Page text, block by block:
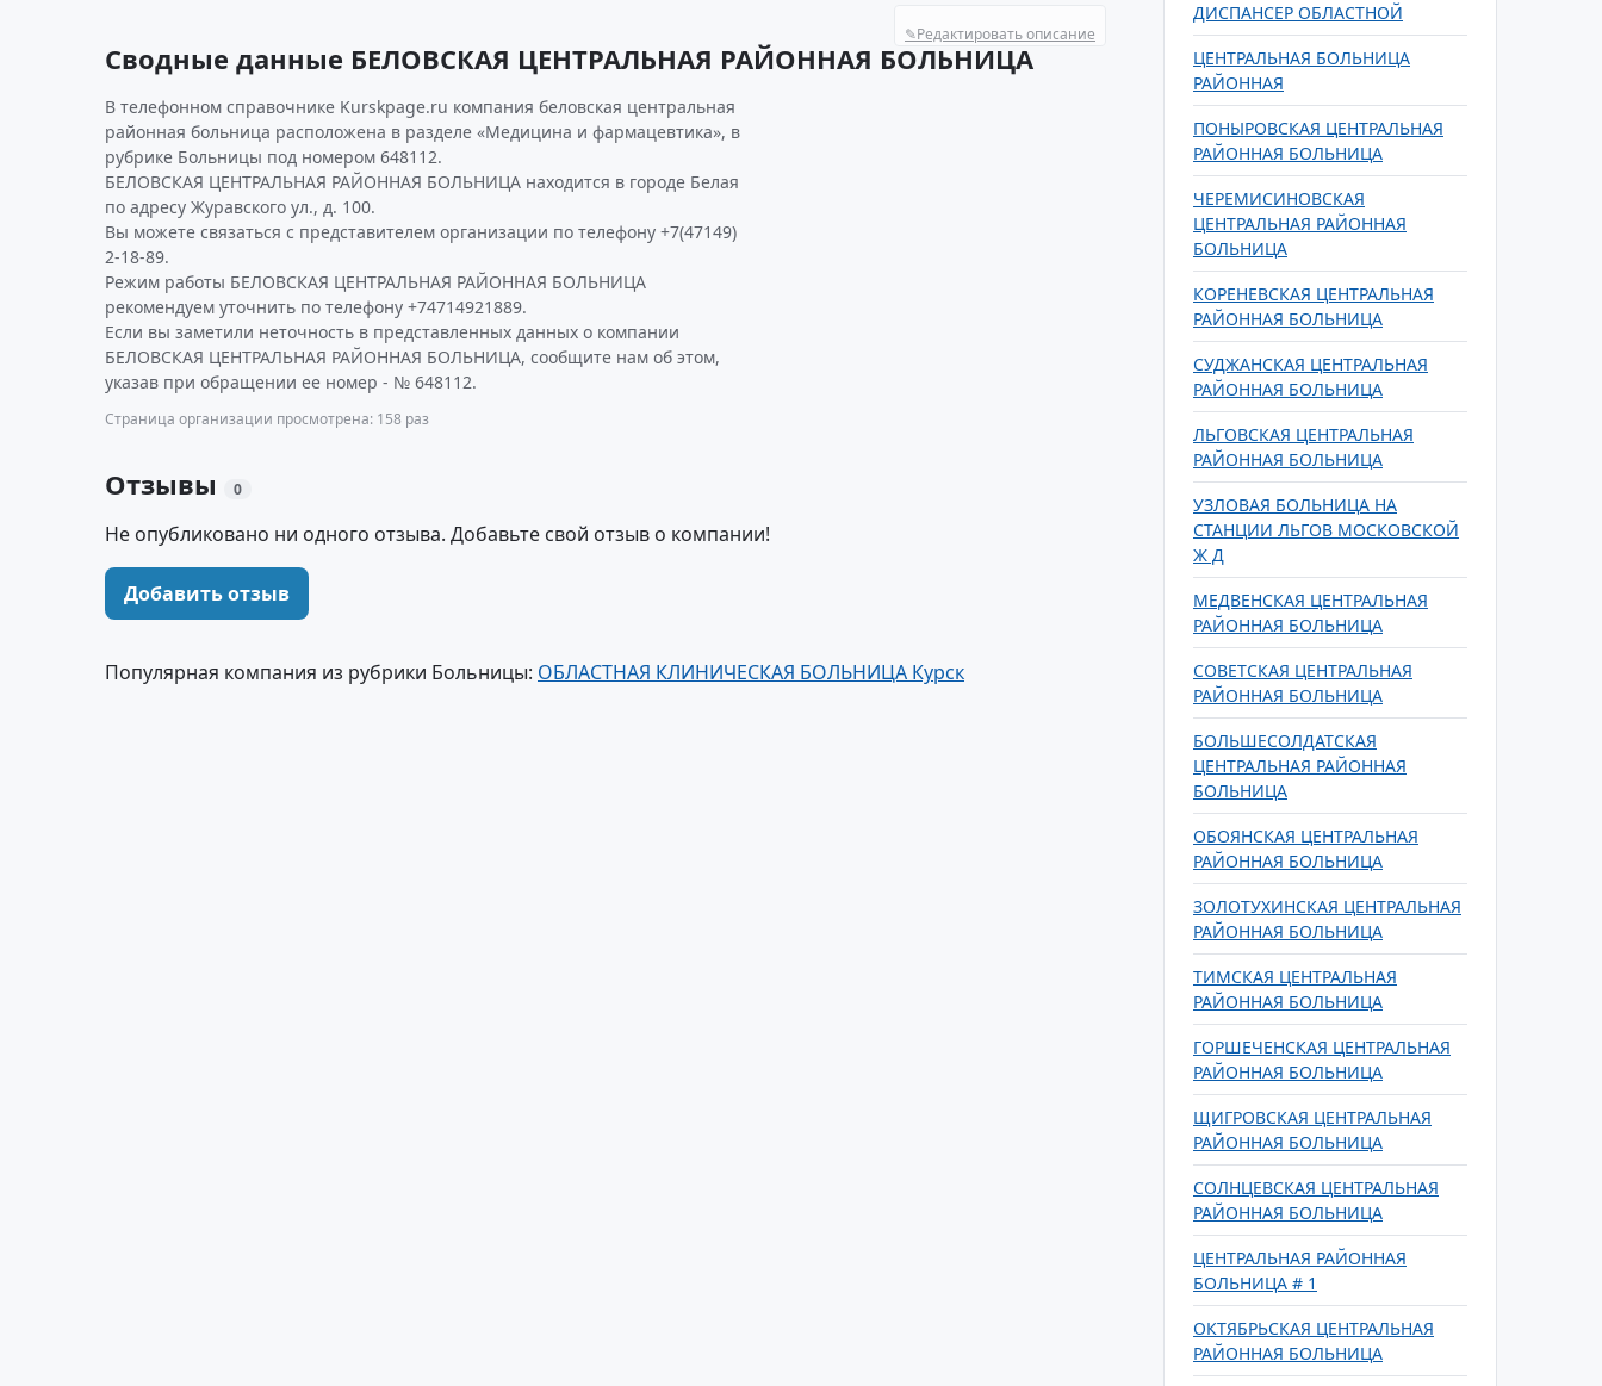
✎Редактировать описание
Сводные данные БЕЛОВСКАЯ ЦЕНТРАЛЬНАЯ РАЙОННАЯ БОЛЬНИЦА
В телефонном справочнике Kurskpage.ru компания беловская центральная
районная больница расположена в разделе «Медицина и фармацевтика», в
рубрике Больницы под номером 648112.
БЕЛОВСКАЯ ЦЕНТРАЛЬНАЯ РАЙОННАЯ БОЛЬНИЦА находится в городе Белая
по адресу Журавского ул., д. 100.
Вы можете связаться с представителем организации по телефону +7(47149)
2-18-89.
Режим работы БЕЛОВСКАЯ ЦЕНТРАЛЬНАЯ РАЙОННАЯ БОЛЬНИЦА
рекомендуем уточнить по телефону +74714921889.
Если вы заметили неточность в представленных данных о компании
БЕЛОВСКАЯ ЦЕНТРАЛЬНАЯ РАЙОННАЯ БОЛЬНИЦА, сообщите нам об этом,
указав при обращении ее номер - № 648112.
Страница организации просмотрена: 158 раз
Отзывы 0
Не опубликовано ни одного отзыва. Добавьте свой отзыв о компании!
Добавить отзыв
Популярная компания из рубрики Больницы: ОБЛАСТНАЯ КЛИНИЧЕСКАЯ БОЛЬНИЦА Курск
ДИСПАНСЕР ОБЛАСТНОЙ
ЦЕНТРАЛЬНАЯ БОЛЬНИЦА
РАЙОННАЯ
ПОНЫРОВСКАЯ ЦЕНТРАЛЬНАЯ
РАЙОННАЯ БОЛЬНИЦА
ЧЕРЕМИСИНОВСКАЯ
ЦЕНТРАЛЬНАЯ РАЙОННАЯ
БОЛЬНИЦА
КОРЕНЕВСКАЯ ЦЕНТРАЛЬНАЯ
РАЙОННАЯ БОЛЬНИЦА
СУДЖАНСКАЯ ЦЕНТРАЛЬНАЯ
РАЙОННАЯ БОЛЬНИЦА
ЛЬГОВСКАЯ ЦЕНТРАЛЬНАЯ
РАЙОННАЯ БОЛЬНИЦА
УЗЛОВАЯ БОЛЬНИЦА НА
СТАНЦИИ ЛЬГОВ МОСКОВСКОЙ
Ж Д
МЕДВЕНСКАЯ ЦЕНТРАЛЬНАЯ
РАЙОННАЯ БОЛЬНИЦА
СОВЕТСКАЯ ЦЕНТРАЛЬНАЯ
РАЙОННАЯ БОЛЬНИЦА
БОЛЬШЕСОЛДАТСКАЯ
ЦЕНТРАЛЬНАЯ РАЙОННАЯ
БОЛЬНИЦА
ОБОЯНСКАЯ ЦЕНТРАЛЬНАЯ
РАЙОННАЯ БОЛЬНИЦА
ЗОЛОТУХИНСКАЯ ЦЕНТРАЛЬНАЯ
РАЙОННАЯ БОЛЬНИЦА
ТИМСКАЯ ЦЕНТРАЛЬНАЯ
РАЙОННАЯ БОЛЬНИЦА
ГОРШЕЧЕНСКАЯ ЦЕНТРАЛЬНАЯ
РАЙОННАЯ БОЛЬНИЦА
ЩИГРОВСКАЯ ЦЕНТРАЛЬНАЯ
РАЙОННАЯ БОЛЬНИЦА
СОЛНЦЕВСКАЯ ЦЕНТРАЛЬНАЯ
РАЙОННАЯ БОЛЬНИЦА
ЦЕНТРАЛЬНАЯ РАЙОННАЯ
БОЛЬНИЦА # 1
ОКТЯБРЬСКАЯ ЦЕНТРАЛЬНАЯ
РАЙОННАЯ БОЛЬНИЦА